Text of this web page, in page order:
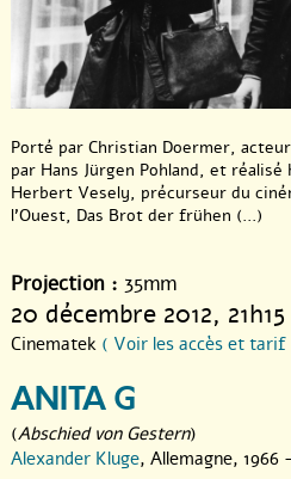
Porté par Christian Doermer,
par Hans Jürgen Pohland, et
Herbert Vesely, précurseur du
l’Ouest, Das Brot der frühen (...)
Projection : 35mm
20 décembre 2012, 21h15
Cinematek ( Voir les accès et tarif
ANITA G
(Abschied von Gestern)
Alexander Kluge, Allemagne, 1966